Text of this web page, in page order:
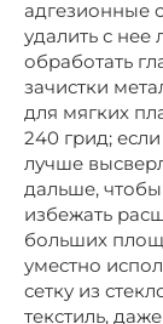
адгезионные
удалить с
обработать
зачистки
для мягких
240 грид;
лучше
дальше,
избежать
больших
уместно
сетку из
текстиль,